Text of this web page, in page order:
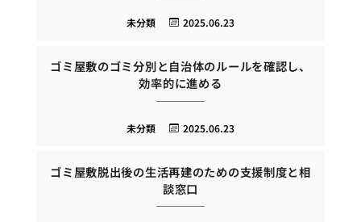
2025.06.23
未分類
ゴミ屋敷のゴミ分別と自治体のルールを確認し、
効率的に進める
2025.06.23
未分類
ゴミ屋敷脱出後の生活再建のための支援制度と相
談窓口